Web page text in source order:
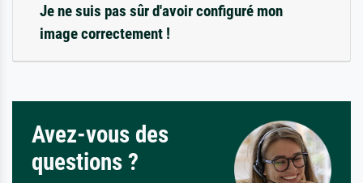
Je ne suis pas sûr d'avoir configuré mon
image correctement !
Avez-vous des
questions ?